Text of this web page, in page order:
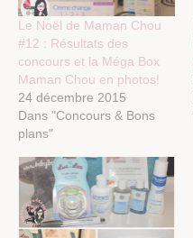
Le Noël de Maman Chou
#12 : Résultats des
concours et la Méga Box
Maman Chou en photos!
24 décembre 2015
Dans "Concours & Bons
plans"